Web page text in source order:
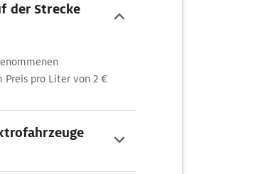
der Strecke
Preis pro Liter von 2 €